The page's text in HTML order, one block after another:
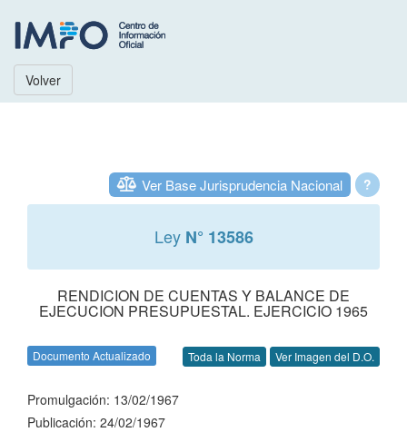
Volver
?
Ver Base Jurisprudencia Nacional
Ley N° 13586
RENDICION DE CUENTAS Y BALANCE DE
EJECUCION PRESUPUESTAL. EJERCICIO 1965
Documento Actualizado Toda la Norma Ver Imagen del D.O.
Promulgación: 13/02/1967
Publicación: 24/02/1967